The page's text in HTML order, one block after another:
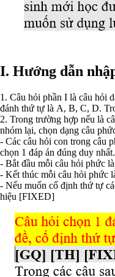
I. Hướng dẫn
1. Câu hỏi phần I là câu hỏi
đánh thứ tự là A, B, C, D.
2. Trong trường hợp nếu là
nhóm lại, chọn dạng câu
- Các câu hỏi con trong câu
chọn 1 đáp án đúng duy nhất.
- Bắt đầu mỗi câu hỏi phức
- Kết thúc mỗi câu hỏi phức
- Nếu muốn cố định thứ tự
hiệu [FIXED]